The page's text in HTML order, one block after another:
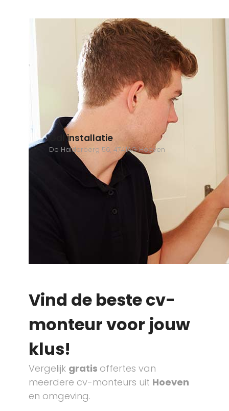
Gdl installatie
De Halderberg 56, 4741AG Hoeven
Vind de beste cv-
monteur voor jouw
klus!
Vergelijk gratis offertes van
meerdere cv-monteurs uit Hoeven
en omgeving.